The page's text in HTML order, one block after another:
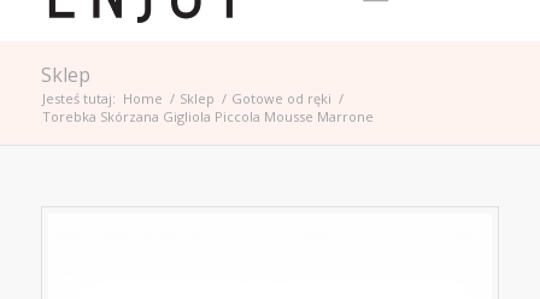
Sklep
Jesteś tutaj: Home / Sklep / Gotowe od ręki /
Torebka Skórzana Gigliola Piccola Mousse Marrone